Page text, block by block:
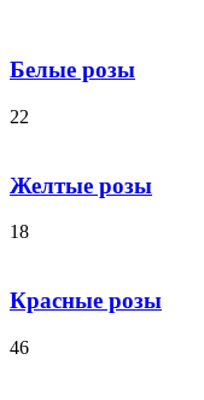
Белые розы
22
Желтые розы
18
Красные розы
46